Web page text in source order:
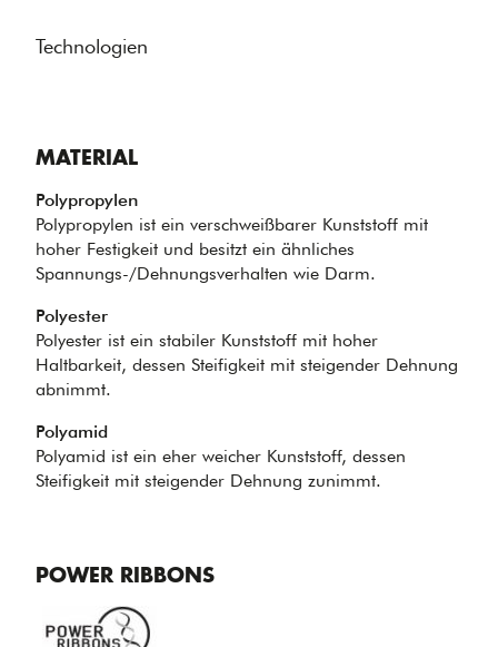
Technologien
MATERIAL
Polypropylen
Polypropylen ist ein verschweißbarer Kunststoff mit
hoher Festigkeit und besitzt ein ähnliches
Spannungs-/Dehnungsverhalten wie Darm.
Polyester
Polyester ist ein stabiler Kunststoff mit hoher
Haltbarkeit, dessen Steifigkeit mit steigender Dehnung
abnimmt.
Polyamid
Polyamid ist ein eher weicher Kunststoff, dessen
Steifigkeit mit steigender Dehnung zunimmt.
POWER RIBBONS